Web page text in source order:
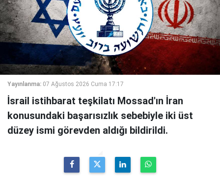
Yayınlanma: 07 Ağustos 2026 Cuma 17:17
İsrail istihbarat teşkilatı Mossad'ın İran
konusundaki başarısızlık sebebiyle iki üst
düzey ismi görevden aldığı bildirildi.